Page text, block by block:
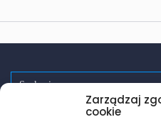
Zarządzaj
cookie
randki wsparcie